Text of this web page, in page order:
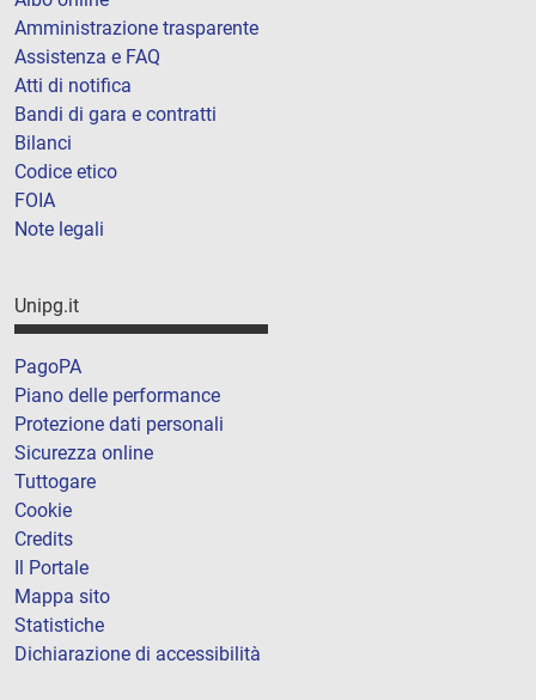
Amministrazione trasparente
Assistenza e FAQ
Atti di notifica
Bandi di gara e contratti
Bilanci
Codice etico
FOIA
Note legali
Unipg.it
PagoPA
Piano delle performance
Protezione dati personali
Sicurezza online
Tuttogare
Cookie
Credits
Il Portale
Mappa sito
Statistiche
Dichiarazione di accessibilità